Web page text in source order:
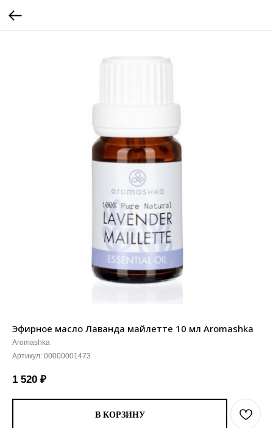
Эфирное масло Лаванда майлетте 10 мл Aromashka
Aromashka
Артикул: 00000001473
1 520 ₽
В КОРЗИНУ